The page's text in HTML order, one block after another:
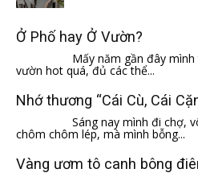
Ở Phố hay Ở Vườn?
Mấy năm gần đây
vườn hot quá, đủ các thể...
Nhớ thương “Cái Cù, Cái
Sáng nay mình đi chợ,
chôm chôm lép, mà mình bỗng...
Vàng ươm tô canh bông